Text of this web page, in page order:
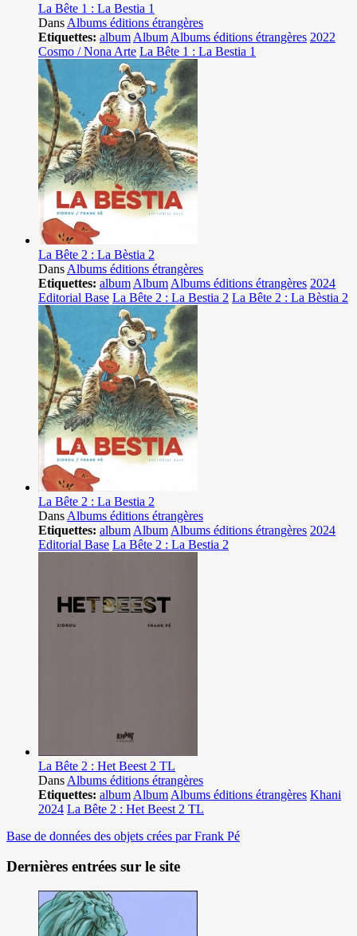
La Bête 1 : La Bestia 1
Dans Albums éditions étrangères
Etiquettes: album Album Albums éditions étrangères 2022
Cosmo / Nona Arte La Bête 1 : La Bestia 1
La Bête 2 : La Bèstia 2
Dans Albums éditions étrangères
Etiquettes: album Album Albums éditions étrangères 2024
Editorial Base La Bête 2 : La Bestia 2 La Bête 2 : La Bèstia 2
La Bête 2 : La Bestia 2
Dans Albums éditions étrangères
Etiquettes: album Album Albums éditions étrangères 2024
Editorial Base La Bête 2 : La Bestia 2
La Bête 2 : Het Beest 2 TL
Dans Albums éditions étrangères
Etiquettes: album Album Albums éditions étrangères Khani
2024 La Bête 2 : Het Beest 2 TL
Base de données des objets crées par Frank Pé
Dernières entrées sur le site